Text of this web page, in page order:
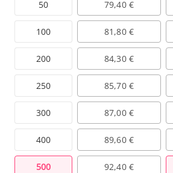
50
100
200
250
300
400
500
79,40 €
81,80 €
84,30 €
85,70 €
87,00 €
89,60 €
92,40 €